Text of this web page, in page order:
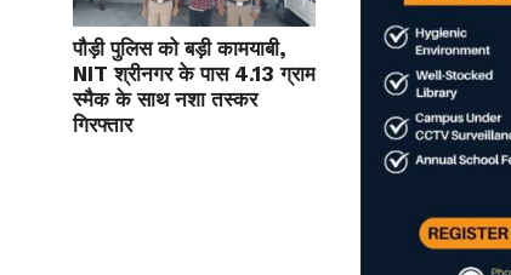
पौड़ी पुलिस को बड़ी कामयाबी,
NIT श्रीनगर के पास 4.13 ग्राम
स्मैक के साथ नशा तस्कर
गिरफ्तार